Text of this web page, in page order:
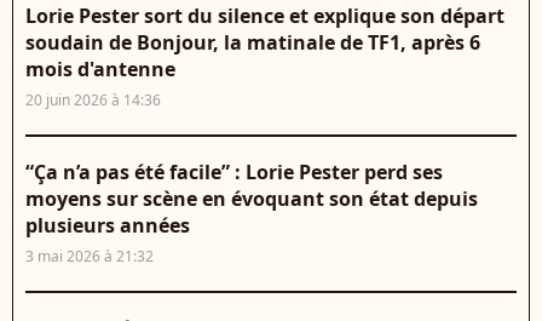
Lorie Pester sort du silence et explique son départ
soudain de Bonjour, la matinale de TF1, après 6
mois d'antenne
20 juin 2026 à 14:36
“Ça n’a pas été facile” : Lorie Pester perd ses
moyens sur scène en évoquant son état depuis
plusieurs années
3 mai 2026 à 21:32